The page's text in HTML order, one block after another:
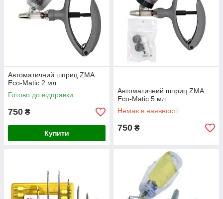
Автоматичний шприц ZMA
Eco-Matic 2 мл
Готово до відправки
750 ₴
Купити
Автоматичний шприц ZMA
Eco-Matic 5 мл
Немає в наявності
750 ₴